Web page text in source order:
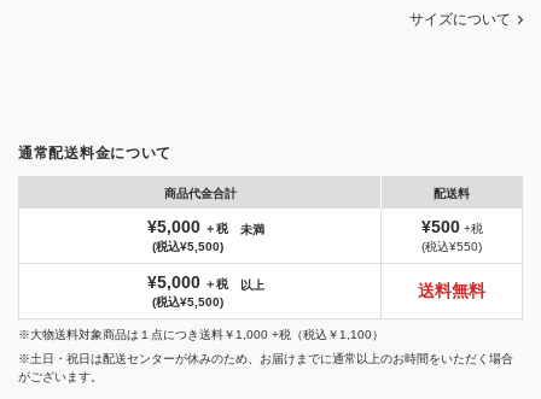
サイズについて
通常配送料金について
商品代金合計 配送料
¥5,000 ＋税
(税込¥5,500)
未満 ¥500+税
(税込¥550)
¥5,000 ＋税
(税込¥5,500)
以上 送料無料
※大物送料対象商品は１点につき送料￥1,000 +税（税込￥1,100）
※土日・祝日は配送センターが休みのため、お届けまでに通常以上のお時間をいただく場合
がございます。